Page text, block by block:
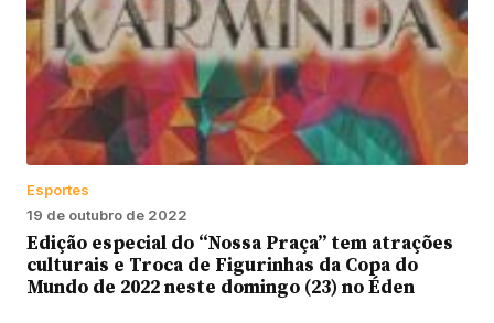
Esportes
19 de outubro de 2022
Edição especial do “Nossa Praça” tem atrações
culturais e Troca de Figurinhas da Copa do
Mundo de 2022 neste domingo (23) no Éden